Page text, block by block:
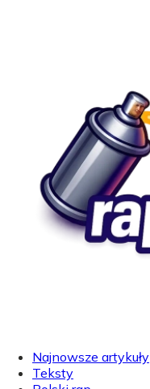
Najnowsze artykuły
Teksty